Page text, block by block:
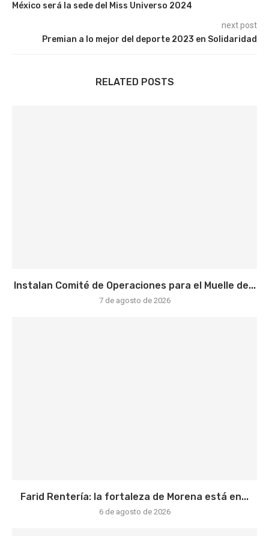
México será la sede del Miss Universo 2024
next post
Premian a lo mejor del deporte 2023 en Solidaridad
RELATED POSTS
Instalan Comité de Operaciones para el Muelle de...
7 de agosto de 2026
Farid Rentería: la fortaleza de Morena está en...
6 de agosto de 2026